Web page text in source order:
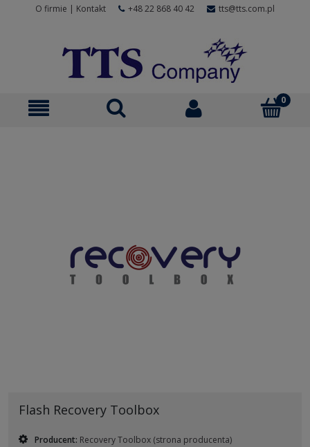
O firmie | Kontakt +48 22 868 40 42 tts@tts.com.pl
Flash Recovery Toolbox
Producent: Recovery Toolbox (strona producenta)